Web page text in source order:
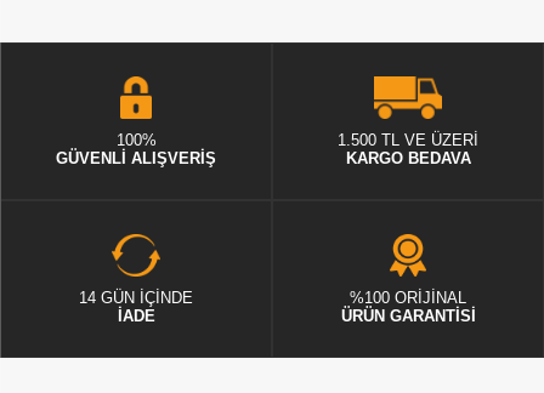
100%
GÜVENLİ ALIŞVERİŞ
1.500 TL VE ÜZERİ
KARGO BEDAVA
14 GÜN İÇİNDE
İADE
%100 ORİJİNAL
ÜRÜN GARANTİSİ